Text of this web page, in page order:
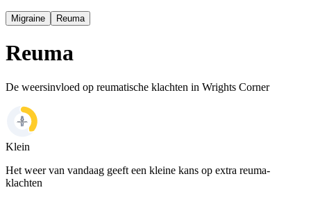
Migraine Reuma
Reuma
De weersinvloed op reumatische klachten in Wrights Corner
Klein
Het weer van vandaag geeft een kleine kans op extra reuma-
klachten